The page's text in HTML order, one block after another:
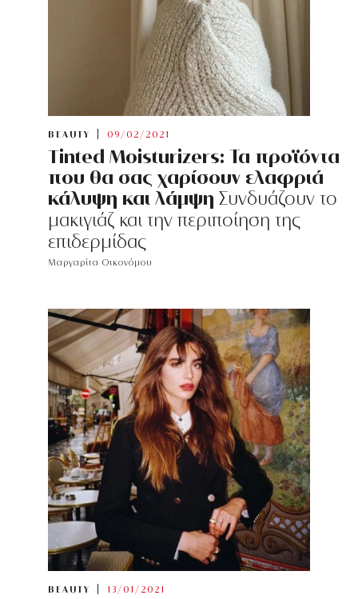
BEAUTY 09/02/2021
Tinted Moisturizers: Τα προϊόντα
που θα σας χαρίσουν ελαφριά
κάλυψη και λάμψη Συνδυάζουν το
μακιγιάζ και την περιποίηση της
επιδερμίδας
Μαργαρίτα Οικονόμου
BEAUTY 13/01/2021